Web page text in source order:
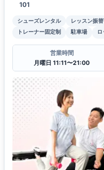
101
シューズレンタル レッスン振
トレーナー固定制
駐車場
営業時間
月曜日 11:11〜21:00